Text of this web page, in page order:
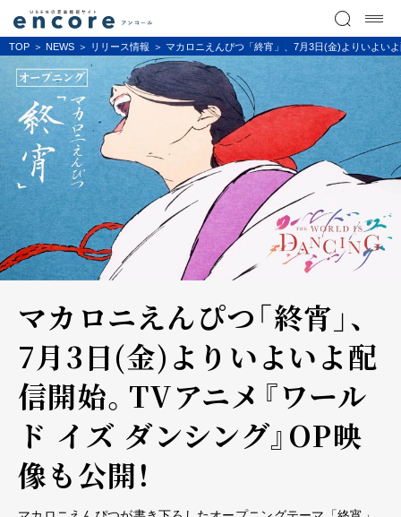
TOP NEWS リリース情報 マカロニえんぴつ「終宵」、7月3日(金)よりいよい
マカロニえんぴつ「終宵」、
7月3日(金)よりいよいよ配
信開始。TVアニメ『ワール
ド イズ ダンシング』OP映
像も公開！